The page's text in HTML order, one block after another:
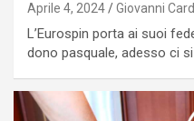
Aprile 4, 2024 Giovanni
L’Eurospin porta ai suoi
dono pasquale, adesso ci